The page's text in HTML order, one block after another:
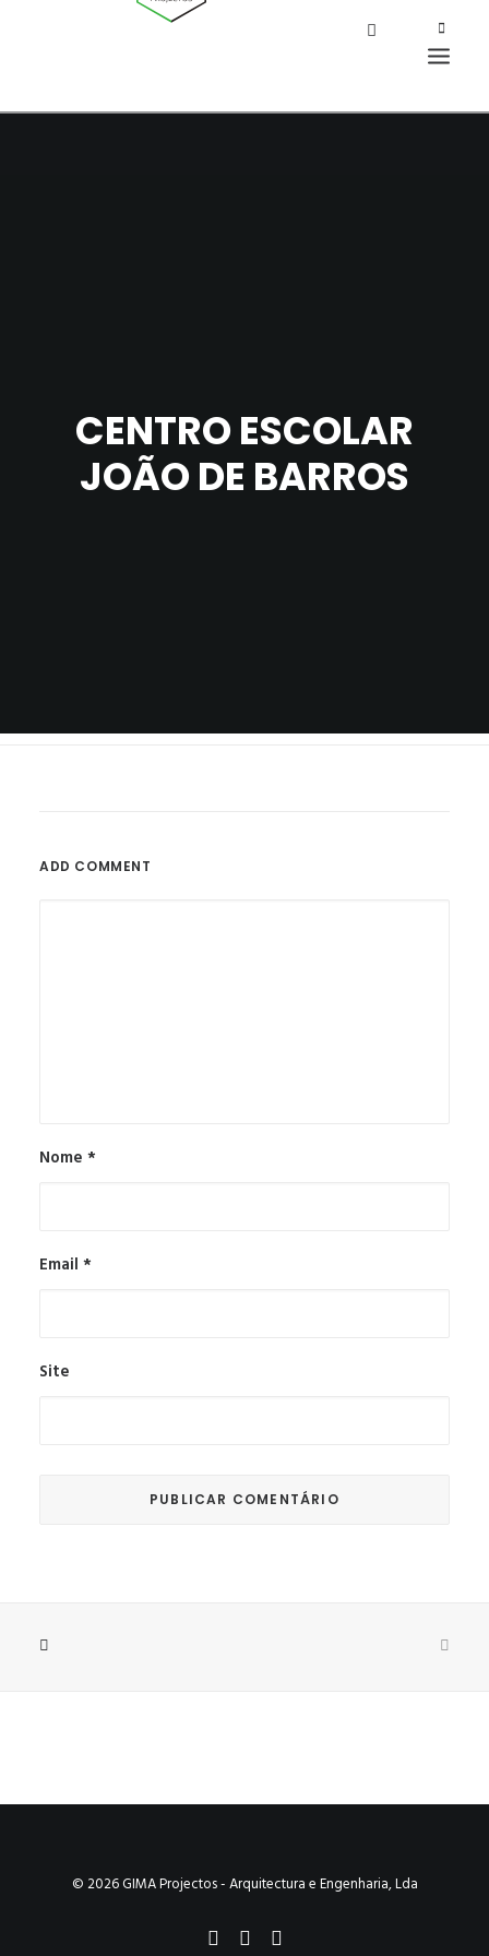
CENTRO ESCOLAR
JOÃO DE BARROS
ADD COMMENT
Nome *
Email *
Site
© 2026 GIMA Projectos - Arquitectura e Engenharia, Lda